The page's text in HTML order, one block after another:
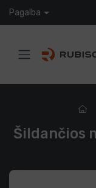
Pagalba
Šildančios